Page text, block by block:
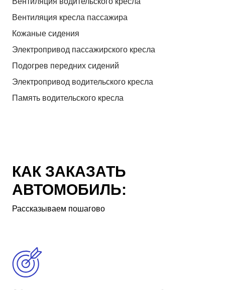
Вентиляция кресла пассажира
Кожаные сидения
Электропривод пассажирского кресла
Подогрев передних сидений
Электропривод водительского кресла
Память водительского кресла
КАК ЗАКАЗАТЬ
АВТОМОБИЛЬ:
Рассказываем пошагово